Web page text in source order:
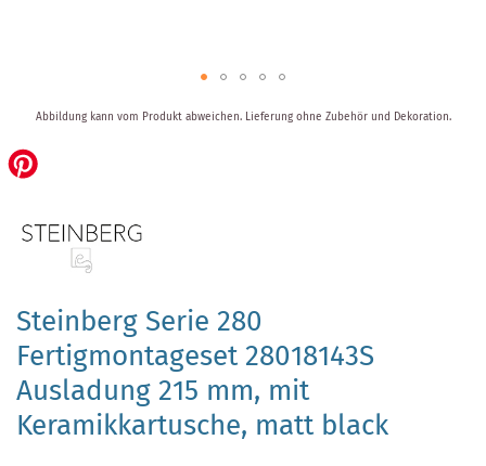
Steinberg Serie 280
Fertigmontageset 28018143S
Ausladung 215 mm, mit
Keramikkartusche, matt black
Anfang
der
Bildergalerie
Abbildung kann vom Produkt abweichen. Lieferung ohne Zubehör und Dekoration.